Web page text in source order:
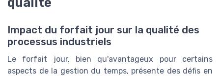
Impact du forfait jour sur la qualité des
processus industriels
Le forfait jour, bien qu'avantageux pour certains
aspects de la gestion du temps, présente des défis en